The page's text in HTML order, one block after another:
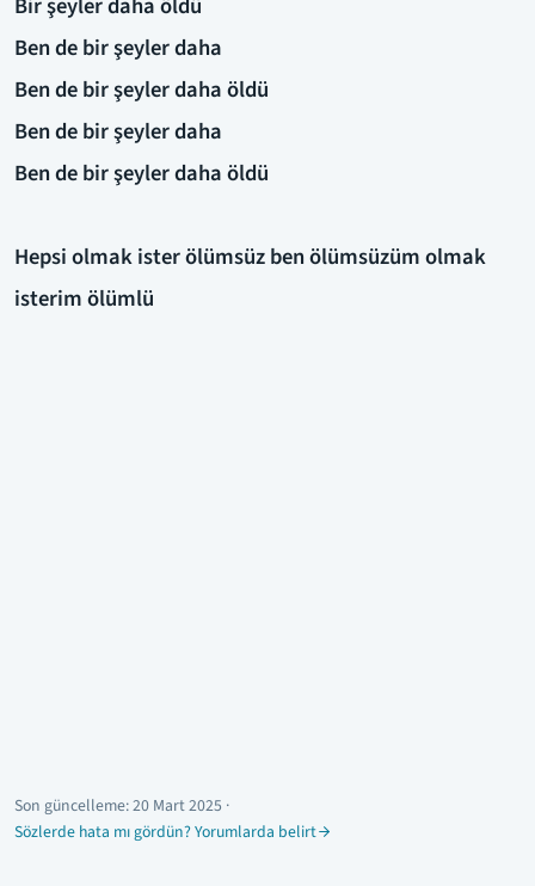
Ben de bir şeyler daha
Ben de bir şeyler daha öldü
Ben de bir şeyler daha
Ben de bir şeyler daha öldü
Hepsi olmak ister ölümsüz ben ölümsüzüm olmak
isterim ölümlü
Son güncelleme:20 Mart 2025 ·
Sözlerde hata mı gördün? Yorumlarda belirt